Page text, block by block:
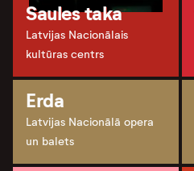
Saules taka
Latvijas Nacionālais
kultūras centrs
Erda
Latvijas Nacionālā opera
un balets